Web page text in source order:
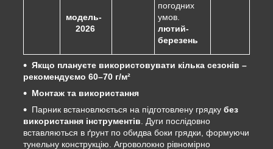
модель-
2026
погодних
умов.
лютий-
березень
Якщо плануєте використовувати кілька сезонів –
рекомендуємо 60–70 г/м²
Монтаж та використання
Парник встановлюється на підготовлену грядку без
використання інструментів . Дуги послідовно
вставляються в ґрунт по обидва боки грядки, формуючи
тунельну конструкцію. Агроволокно рівномірно